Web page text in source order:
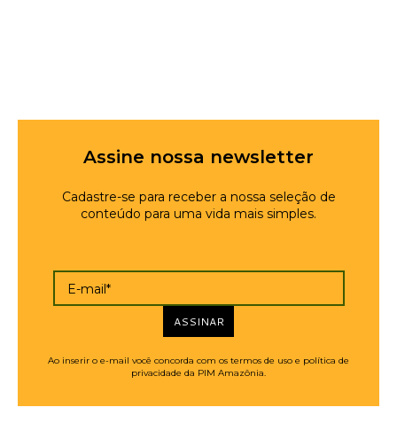
Assine nossa newsletter
Cadastre-se para receber a nossa seleção de
conteúdo para uma vida mais simples.
E-mail*
ASSINAR
Ao inserir o e-mail você concorda com os termos de uso e política de
privacidade da PIM Amazônia.